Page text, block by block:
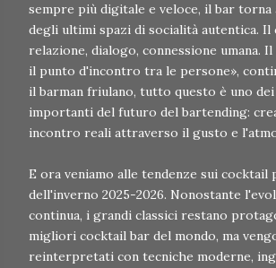
sempre più digitale e veloce, il bar torna
degli ultimi spazi di socialità autentica. Il
relazione, dialogo, connessione umana.
il punto d'incontro tra le persone»,
il barman friulano, tutto questo è uno
importanti del futuro del bartending:
incontro reali attraverso il gusto e
E ora veniamo alle tendenze sui
dell'inverno 2025-2026. Nonostante
continua, i grandi classici restano
migliori cocktail bar del mondo, ma
reinterpretati con tecniche moderne,